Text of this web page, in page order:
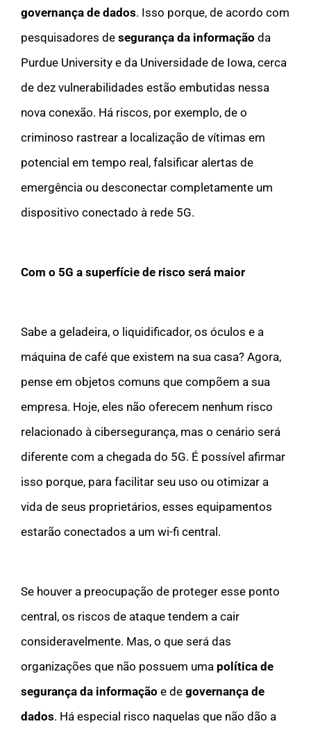
governança de dados. Isso porque, de acordo com
pesquisadores de segurança da informação da
Purdue University e da Universidade de Iowa, cerca
de dez vulnerabilidades estão embutidas nessa
nova conexão. Há riscos, por exemplo, de o
criminoso rastrear a localização de vítimas em
potencial em tempo real, falsificar alertas de
emergência ou desconectar completamente um
dispositivo conectado à rede 5G.
Com o 5G a superfície de risco será maior
Sabe a geladeira, o liquidificador, os óculos e a
máquina de café que existem na sua casa? Agora,
pense em objetos comuns que compõem a sua
empresa. Hoje, eles não oferecem nenhum risco
relacionado à cibersegurança, mas o cenário será
diferente com a chegada do 5G. É possível afirmar
isso porque, para facilitar seu uso ou otimizar a
vida de seus proprietários, esses equipamentos
estarão conectados a um wi-fi central.
Se houver a preocupação de proteger esse ponto
central, os riscos de ataque tendem a cair
consideravelmente. Mas, o que será das
organizações que não possuem uma política de
segurança da informação e de governança de
dados. Há especial risco naquelas que não dão a